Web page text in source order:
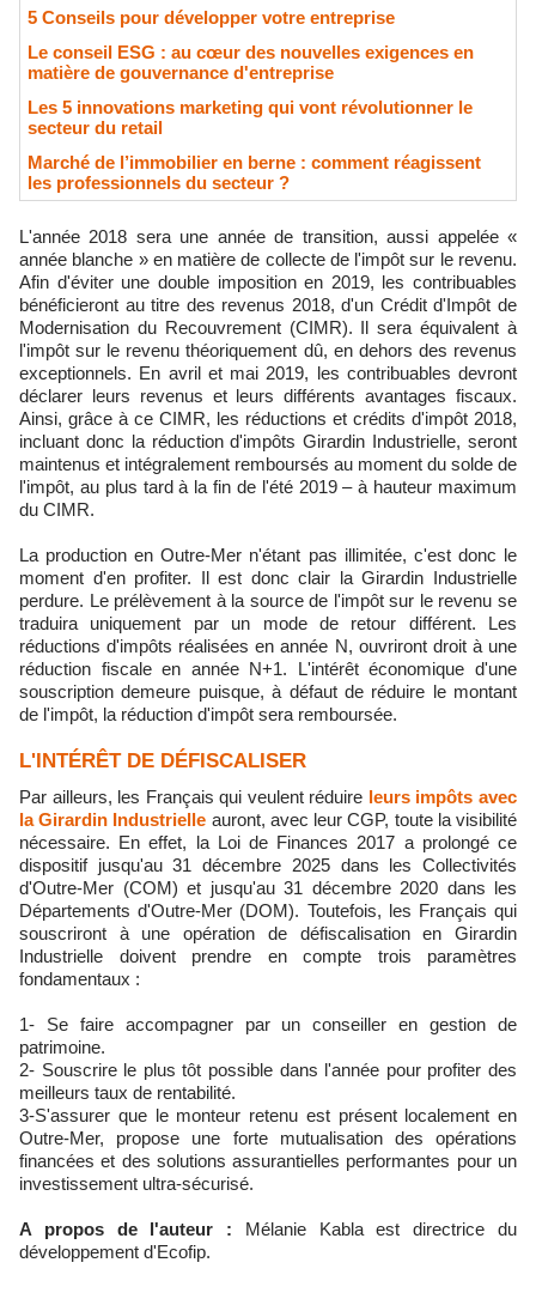
5 Conseils pour développer votre entreprise
Le conseil ESG : au cœur des nouvelles exigences en
matière de gouvernance d'entreprise
Les 5 innovations marketing qui vont révolutionner le
secteur du retail
Marché de l’immobilier en berne : comment réagissent
les professionnels du secteur ?
L'année 2018 sera une année de transition, aussi appelée «
année blanche » en matière de collecte de l'impôt sur le revenu.
Afin d'éviter une double imposition en 2019, les contribuables
bénéficieront au titre des revenus 2018, d'un Crédit d'Impôt de
Modernisation du Recouvrement (CIMR). Il sera équivalent à
l'impôt sur le revenu théoriquement dû, en dehors des revenus
exceptionnels. En avril et mai 2019, les contribuables devront
déclarer leurs revenus et leurs différents avantages fiscaux.
Ainsi, grâce à ce CIMR, les réductions et crédits d'impôt 2018,
incluant donc la réduction d'impôts Girardin Industrielle, seront
maintenus et intégralement remboursés au moment du solde de
l'impôt, au plus tard à la fin de l'été 2019 – à hauteur maximum
du CIMR.
La production en Outre-Mer n'étant pas illimitée, c'est donc le
moment d'en profiter. Il est donc clair la Girardin Industrielle
perdure. Le prélèvement à la source de l'impôt sur le revenu se
traduira uniquement par un mode de retour différent. Les
réductions d'impôts réalisées en année N, ouvriront droit à une
réduction fiscale en année N+1. L'intérêt économique d'une
souscription demeure puisque, à défaut de réduire le montant
de l'impôt, la réduction d'impôt sera remboursée.
L'INTÉRÊT DE DÉFISCALISER
Par ailleurs, les Français qui veulent réduire leurs impôts avec
la Girardin Industrielle auront, avec leur CGP, toute la visibilité
nécessaire. En effet, la Loi de Finances 2017 a prolongé ce
dispositif jusqu'au 31 décembre 2025 dans les Collectivités
d'Outre-Mer (COM) et jusqu'au 31 décembre 2020 dans les
Départements d'Outre-Mer (DOM). Toutefois, les Français qui
souscriront à une opération de défiscalisation en Girardin
Industrielle doivent prendre en compte trois paramètres
fondamentaux :
1- Se faire accompagner par un conseiller en gestion de
patrimoine.
2- Souscrire le plus tôt possible dans l'année pour profiter des
meilleurs taux de rentabilité.
3-S'assurer que le monteur retenu est présent localement en
Outre-Mer, propose une forte mutualisation des opérations
financées et des solutions assurantielles performantes pour un
investissement ultra-sécurisé.
A propos de l'auteur : Mélanie Kabla est directrice du
développement d'Ecofip.